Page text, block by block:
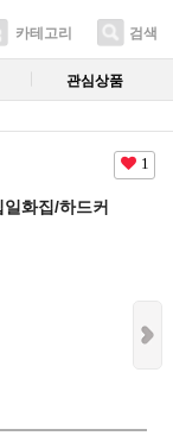
카테고리 검색
관심상품
1
화집/하드커